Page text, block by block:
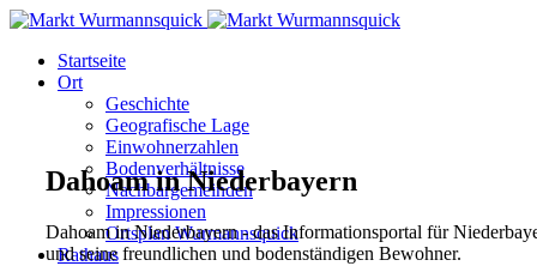
Startseite
Ort
Geschichte
Geografische Lage
Einwohnerzahlen
Bodenverhältnisse
Nachbargemeinden
Impressionen
Ortsplan Wurmannsquick
Rathaus
Dahoam in Niederbayern
Dahoam in Niederbayern - das Informationsportal für
und seine freundlichen und bodenständigen Bewohner.